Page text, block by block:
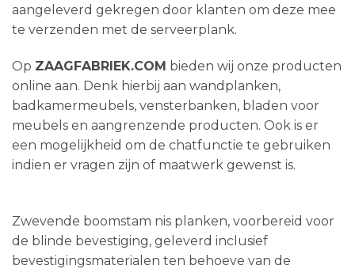
aangeleverd gekregen door klanten om deze mee
te verzenden met de serveerplank.
Op ZAAGFABRIEK.COM bieden wij onze producten
online aan. Denk hierbij aan wandplanken,
badkamermeubels, vensterbanken, bladen voor
meubels en aangrenzende producten. Ook is er
een mogelijkheid om de chatfunctie te gebruiken
indien er vragen zijn of maatwerk gewenst is.
Zwevende boomstam nis planken, voorbereid voor
de blinde bevestiging, geleverd inclusief
bevestigingsmaterialen ten behoeve van de